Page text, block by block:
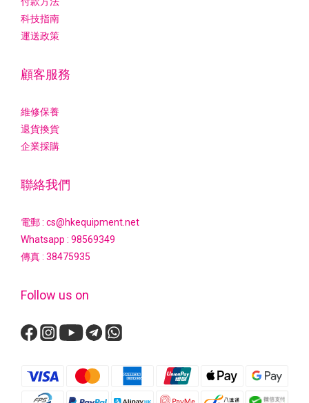
科技指南
運送政策
顧客服務
維修保養
退貨換貨
企業採購
聯絡我們
電郵 : cs@hkequipment.net
Whatsapp : 98569349
傳真 : 38475935
Follow us on